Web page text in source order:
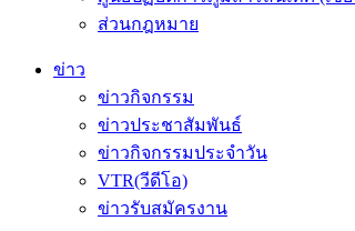
ส่วนกฎหมาย
ข่าว
ข่าวกิจกรรม
ข่าวประชาสัมพันธ์
ข่าวกิจกรรมประจำวัน
VTR(วีดีโอ)
ข่าวรับสมัครงาน